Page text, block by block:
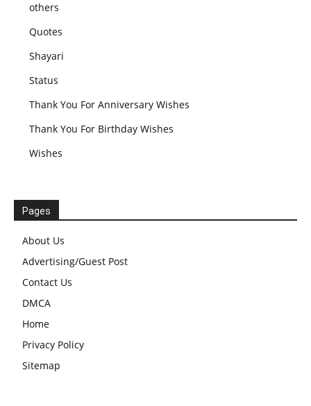
others
Quotes
Shayari
Status
Thank You For Anniversary Wishes
Thank You For Birthday Wishes
Wishes
Pages
About Us
Advertising/Guest Post
Contact Us
DMCA
Home
Privacy Policy
Sitemap